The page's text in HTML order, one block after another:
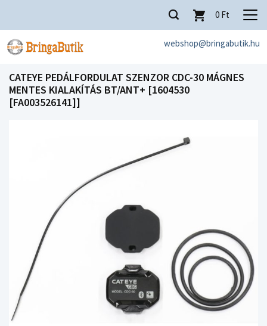
webshop@bringabutik.hu
0 Ft
CATEYE PEDÁLFORDULAT SZENZOR CDC-30 MÁGNES
MENTES KIALAKÍTÁS BT/ANT+ [1604530
[FA003526141]]